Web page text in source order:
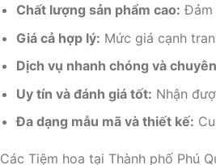
Chất lượng sản phẩm cao: Đảm
Giá cả hợp lý: Mức giá cạnh
Dịch vụ nhanh chóng và
Uy tín và đánh giá tốt: Nhận
Đa dạng mẫu mã và thiết kế:
Các Tiệm hoa tại Thành phố Phú